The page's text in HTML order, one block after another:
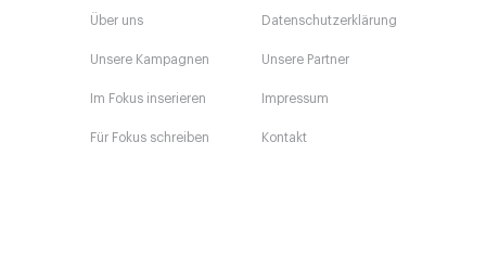
Über uns
Unsere Kampagnen
Im Fokus inserieren
Für Fokus schreiben
Datenschutzerklärung
Unsere Partner
Impressum
Kontakt